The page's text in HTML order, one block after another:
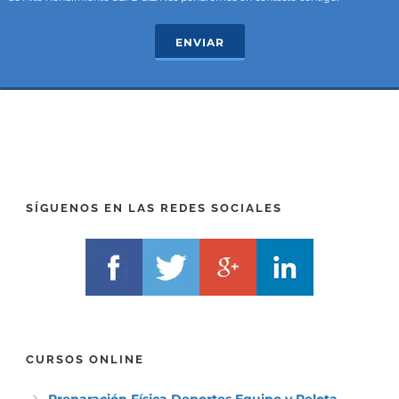
F
ENVIAR
SÍGUENOS EN LAS REDES SOCIALES
CURSOS ONLINE